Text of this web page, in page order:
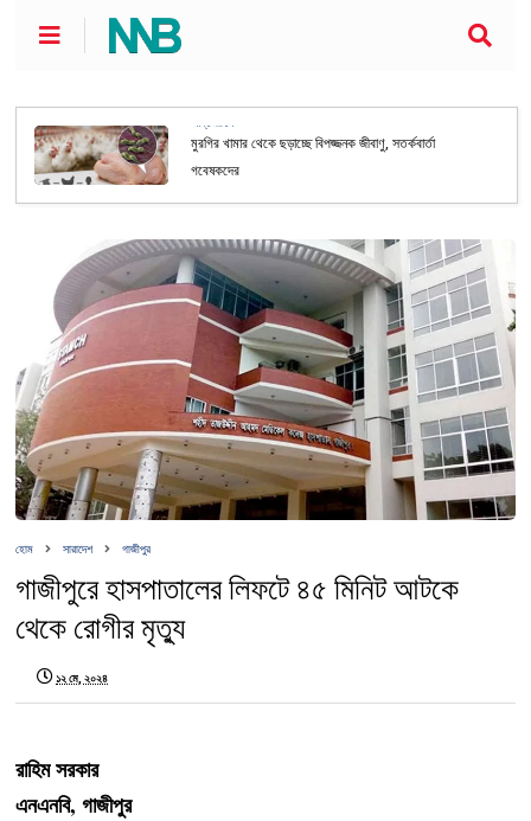
মুরগির খামার থেকে ছড়াচ্ছে বিপজ্জনক জীবাণু, সতর্কবার্তা
গবেষকদের
হোম সারাদেশ গাজীপুর
গাজীপুরে হাসপাতালের লিফটে ৪৫ মিনিট আটকে
থেকে রোগীর মৃত্যু
১২ মে, ২০২৪
রাহিম সরকার
এনএনবি, গাজীপুর